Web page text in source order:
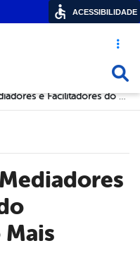
Acesso
Formação para Mediadores e Facilitadores do programa novo Mais Educação
ACESSIBILIDADE